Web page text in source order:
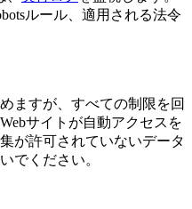
ルール、適用される法令
ますが、すべての制限を回
サイトが自動アクセスを
が許可されていないデータ
でください。